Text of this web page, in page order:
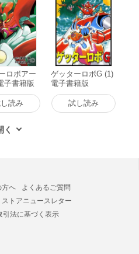
ロボアー
子書籍版
読み
ゲッターロボG (1)
電子書籍版
試し読み
方へ
よくあるご質問
ストアニュースレター
引法に基づく表示